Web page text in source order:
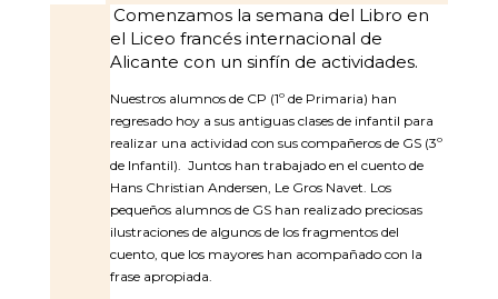
Comenzamos la semana del Libro en
el Liceo francés internacional de
Alicante con un sinfín de actividades.
Nuestros alumnos de CP (1º de Primaria) han
regresado hoy a sus antiguas clases de infantil para
realizar una actividad con sus compañeros de GS (3º
de Infantil). Juntos han trabajado en el cuento de
Hans Christian Andersen, Le Gros Navet. Los
pequeños alumnos de GS han realizado preciosas
ilustraciones de algunos de los fragmentos del
cuento, que los mayores han acompañado con la
frase apropiada.